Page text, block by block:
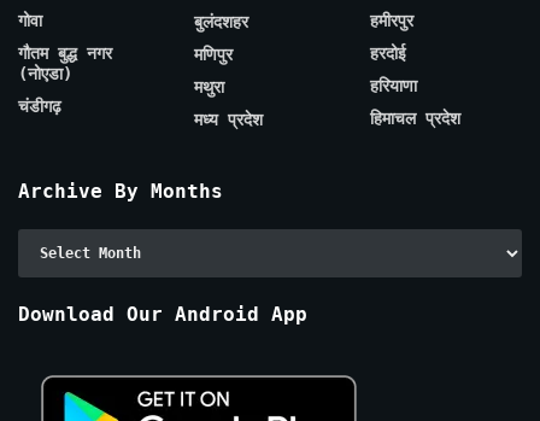
गोवा
गौतम बुद्ध नगर
(नोएडा)
चंडीगढ़
बुलंदशहर
मणिपुर
मथुरा
मध्य प्रदेश
हमीरपुर
हरदोई
हरियाणा
हिमाचल प्रदेश
Archive By Months
Download Our Android App